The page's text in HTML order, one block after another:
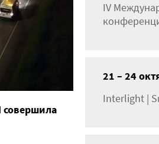
IV
21 – 24
Interlight |